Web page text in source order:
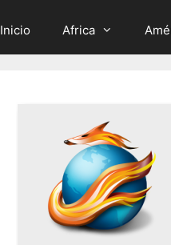
Inicio Africa